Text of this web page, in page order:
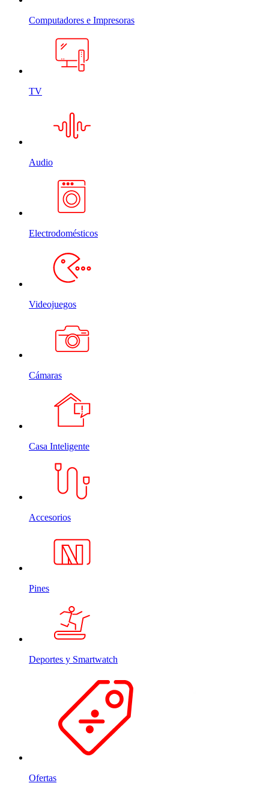
Computadores e Impresoras
TV
Audio
Electrodomésticos
Videojuegos
Cámaras
Casa Inteligente
Accesorios
Pines
Deportes y Smartwatch
Ofertas